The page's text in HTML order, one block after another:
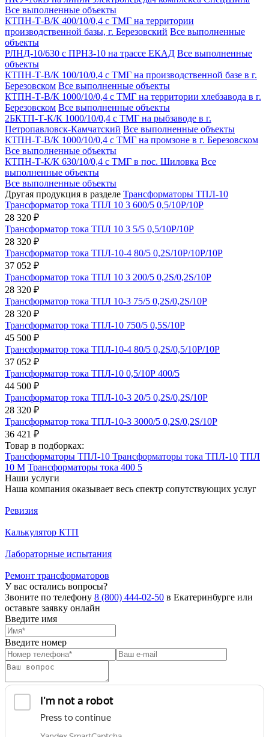
Все выполненные объекты
КТПН-Т-В/К 400/10/0,4 с ТМГ на территории
производственной базы, г. Березовский Все выполненные
объекты
РЛНД-10/630 с ПРНЗ-10 на трассе ЕКАД Все выполненные
объекты
КТПН-Т-В/К 100/10/0,4 с ТМГ на производственной базе в г.
Березовском Все выполненные объекты
КТПН-Т-В/К 1000/10/0,4 с ТМГ на территории хлебзавода в г.
Березовском Все выполненные объекты
2БКТП-Т-К/К 1000/10/0,4 с ТМГ на рыбзаводе в г.
Петропавловск-Камчатский Все выполненные объекты
КТПН-Т-В/К 1000/10/0,4 с ТМГ на промзоне в г. Березовском
Все выполненные объекты
КТПН-Т-К/К 630/10/0,4 с ТМГ в пос. Шиловка Все
выполненные объекты
Все выполненные объекты
Другая продукция в разделе Трансформаторы ТПЛ-10
Трансформатор тока ТПЛ 10 3 600/5 0,5/10Р/10Р
28 320 ₽
Трансформатор тока ТПЛ 10 3 5/5 0,5/10Р/10Р
28 320 ₽
Трансформатор тока ТПЛ-10-4 80/5 0,2S/10Р/10Р/10Р
37 052 ₽
Трансформатор тока ТПЛ 10 3 200/5 0,2S/0,2S/10Р
28 320 ₽
Трансформатор тока ТПЛ 10-3 75/5 0,2S/0,2S/10Р
28 320 ₽
Трансформатор тока ТПЛ-10 750/5 0,5S/10Р
45 500 ₽
Трансформатор тока ТПЛ-10-4 80/5 0,2S/0,5/10Р/10Р
37 052 ₽
Трансформатор тока ТПЛ-10 0,5/10Р 400/5
44 500 ₽
Трансформатор тока ТПЛ-10-3 20/5 0,2S/0,2S/10Р
28 320 ₽
Трансформатор тока ТПЛ-10-3 3000/5 0,2S/0,2S/10Р
36 421 ₽
Товар в подборках:
Трансформаторы ТПЛ-10 Трансформаторы тока ТПЛ-10 ТПЛ
10 М Трансформаторы тока 400 5
Наши услуги
Наша компания оказывает весь спектр сопутствующих услуг
Ревизия
Калькулятор КТП
Лабораторные испытания
Ремонт трансформаторов
У вас остались вопросы?
Звоните по телефону 8 (800) 444-02-50 в Екатеринбурге или
оставьте заявку онлайн
Введите имя
Введите номер